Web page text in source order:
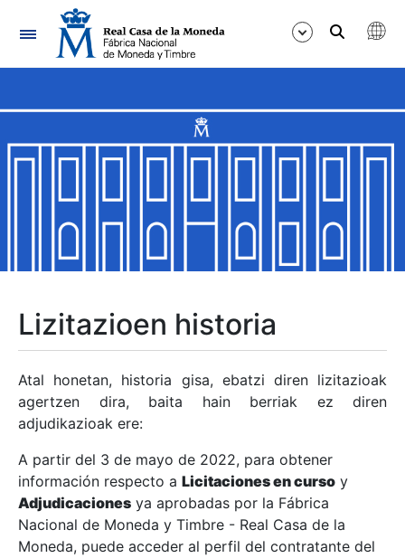
Nabigazioa
Erakutsi/Ezkutatu
Erakutsi/Ezkutatu
Erakutsi/Ezkutatu
Erakutsi/Ezkutatu
Erakutsi/Ezkutatu
Erakutsi/Ezkutatu
Erakutsi/Ezkutatu
Lizitazioen historia
Atal honetan, historia gisa, ebatzi diren lizitazioak
agertzen dira, baita hain berriak ez diren
adjudikazioak ere:
A partir del 3 de mayo de 2022, para obtener
información respecto a Licitaciones en curso y
Adjudicaciones ya aprobadas por la Fábrica
Nacional de Moneda y Timbre - Real Casa de la
Moneda, puede acceder al perfil del contratante del